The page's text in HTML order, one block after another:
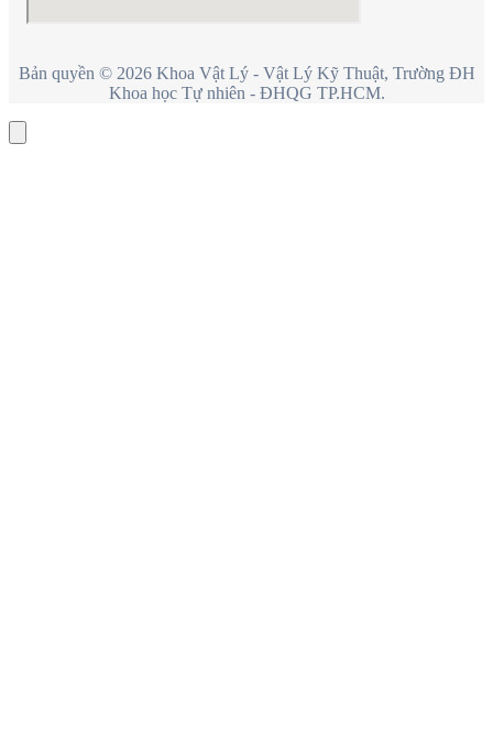
Bản quyền © 2026 Khoa Vật Lý - Vật Lý Kỹ Thuật, Trường ĐH
Khoa học Tự nhiên - ĐHQG TP.HCM.